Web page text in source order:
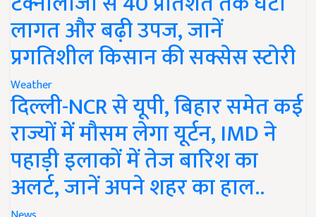
लागत और बढ़ी उपज, जानें
प्रगतिशील किसान की सक्सेस स्टोरी
Weather
दिल्ली-NCR से यूपी, बिहार समेत कई
राज्यों में मौसम लेगा यूर्टन, IMD ने
पहाड़ी इलाकों में तेज बारिश का
अलर्ट, जानें अपने शहर का हाल..